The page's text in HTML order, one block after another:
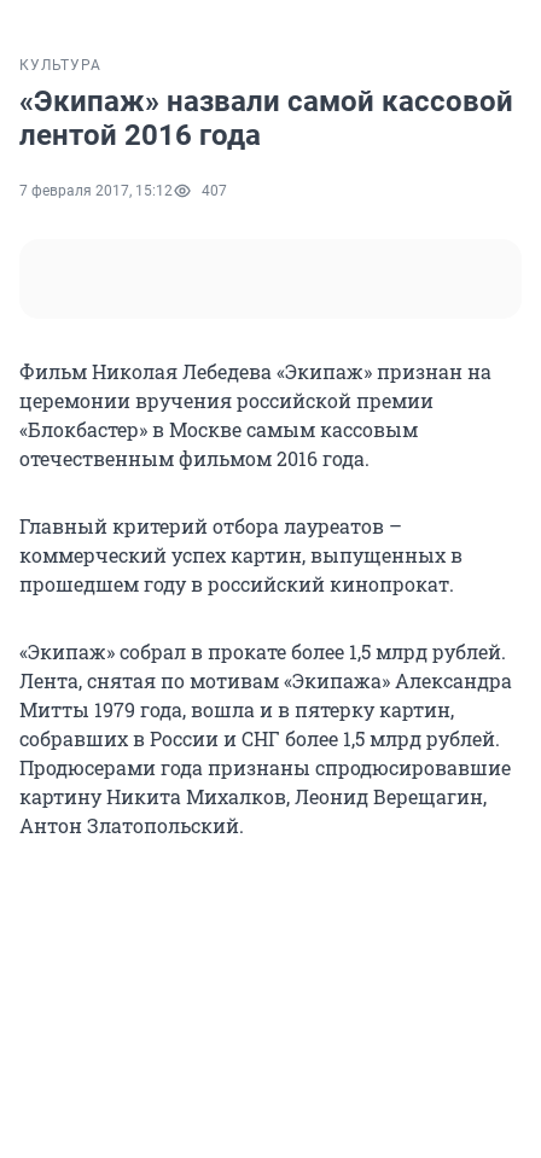
КУЛЬТУРА
«Экипаж» назвали самой кассовой
лентой 2016 года
7 февраля 2017, 15:12 407
Фильм Николая Лебедева «Экипаж» признан на
церемонии вручения российской премии
«Блокбастер» в Москве самым кассовым
отечественным фильмом 2016 года.
Главный критерий отбора лауреатов –
коммерческий успех картин, выпущенных в
прошедшем году в российский кинопрокат.
«Экипаж» собрал в прокате более 1,5 млрд рублей.
Лента, снятая по мотивам «Экипажа» Александра
Митты 1979 года, вошла и в пятерку картин,
собравших в России и СНГ более 1,5 млрд рублей.
Продюсерами года признаны спродюсировавшие
картину Никита Михалков, Леонид Верещагин,
Антон Златопольский.